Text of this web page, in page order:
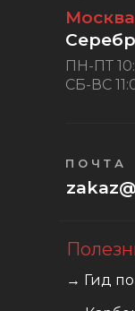
ПОЧТА
ПН-ПТ
СБ-ВС
→ Гид